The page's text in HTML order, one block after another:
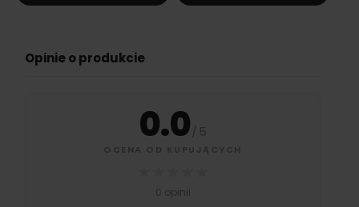
Opinie o produkcie
0.0/ 5
OCENA OD KUPUJĄCYCH
0 opinii